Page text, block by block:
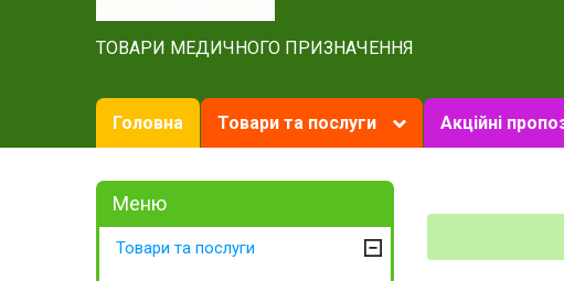
ТОВАРИ МЕДИЧНОГО ПРИЗНАЧЕННЯ
Головна Товари та послуги Акційні
Товари та послуги